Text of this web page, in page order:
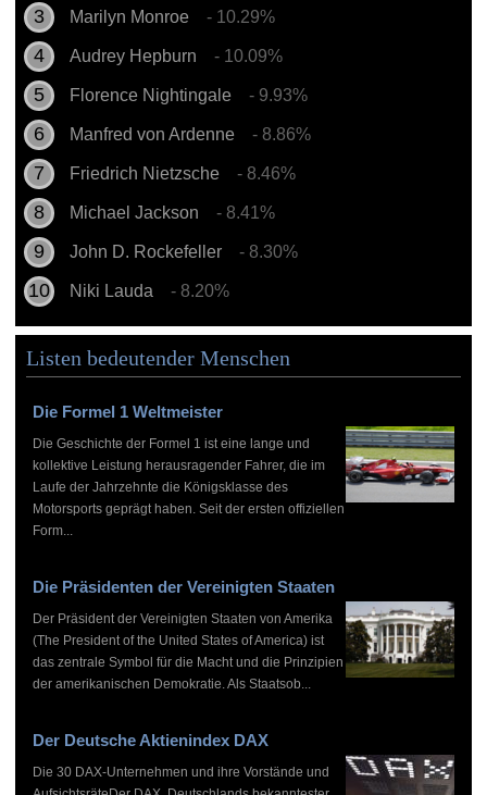
Marilyn Monroe - 10.29%
Audrey Hepburn - 10.09%
Florence Nightingale - 9.93%
Manfred von Ardenne - 8.86%
Friedrich Nietzsche - 8.46%
Michael Jackson - 8.41%
John D. Rockefeller - 8.30%
Niki Lauda - 8.20%
Listen bedeutender Menschen
Die Formel 1 Weltmeister
Die Geschichte der Formel 1 ist eine lange und
kollektive Leistung herausragender Fahrer, die im
Laufe der Jahrzehnte die Königsklasse des
Motorsports geprägt haben. Seit der ersten offiziellen
Form...
Die Präsidenten der Vereinigten Staaten
Der Präsident der Vereinigten Staaten von Amerika
(The President of the United States of America) ist
das zentrale Symbol für die Macht und die Prinzipien
der amerikanischen Demokratie. Als Staatsob...
Der Deutsche Aktienindex DAX
Die 30 DAX-Unternehmen und ihre Vorstände und